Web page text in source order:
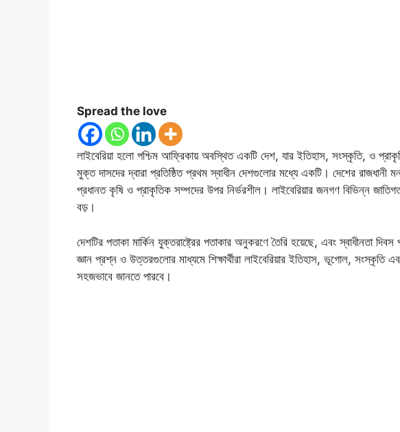
Spread the love
লাইবেরিয়া হলো পশ্চিম আফ্রিকায় অবস্থিত একটি দেশ, যার ইতিহাস, সংস্কৃতি, ও
মুক্ত দাসদের দ্বারা প্রতিষ্ঠিত প্রথম স্বাধীন দেশগুলোর মধ্যে একটি। দেশের রাজধানী
প্রধানত কৃষি ও প্রাকৃতিক সম্পদের উপর নির্ভরশীল। লাইবেরিয়ার জনগণ বিভিন্ন
বড়।
দেশটির পতাকা মার্কিন যুক্তরাষ্ট্রের পতাকার অনুকরণে তৈরি হয়েছে, এবং স্বাধীনতা
জ্ঞান প্রশ্ন ও উত্তরগুলোর মাধ্যমে শিক্ষার্থীরা লাইবেরিয়ার ইতিহাস, ভূগোল, সংস্কৃতি
সহজভাবে জানতে পারবে।